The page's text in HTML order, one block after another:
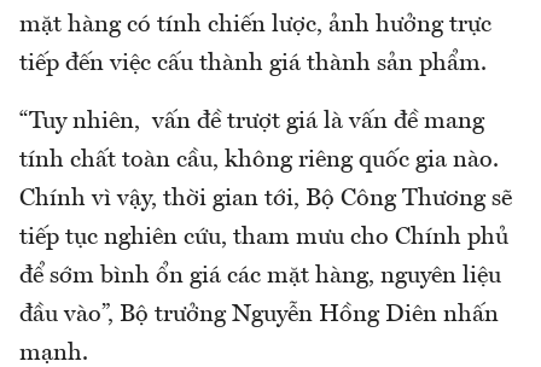
mặt hàng có tính chiến lược, ảnh hưởng trực
tiếp đến việc cấu thành giá thành sản phẩm.
“Tuy nhiên, vấn đề trượt giá là vấn đề mang
tính chất toàn cầu, không riêng quốc gia nào.
Chính vì vậy, thời gian tới, Bộ Công Thương sẽ
tiếp tục nghiên cứu, tham mưu cho Chính phủ
để sớm bình ổn giá các mặt hàng, nguyên liệu
đầu vào”, Bộ trưởng Nguyễn Hồng Diên nhấn
mạnh.